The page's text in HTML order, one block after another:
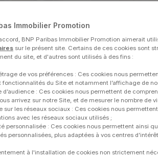
L'immobilier neuf
Immobilier Promotion
BNP Paribas Immobilier Promotion aimerait
sur le présent site. Certains de ces cookies sont
du site, et d'autres sont utilisés à des fins :
de vos préférences : Ces cookies nous
fonctionnalités du Site et notamment l’affichage de
d’audience : Ces cookies nous permettent de
arrivez sur notre Site, et de mesurer le nombre de
sur les réseaux sociaux : Ces cookies nous
avec les réseaux sociaux utilisés ;
personnalisée : Ces cookies nous permettent ainsi
personnalisées, plus adaptées à vos centres
à l'installation de cookies non strictement